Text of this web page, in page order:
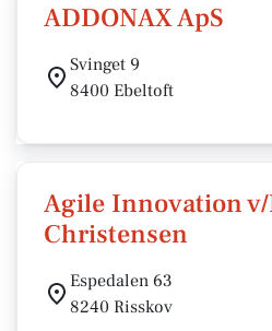
ADDONAX ApS
Svinget 9
8400 Ebeltoft
Agile Innovation
Christensen
Espedalen 63
8240 Risskov